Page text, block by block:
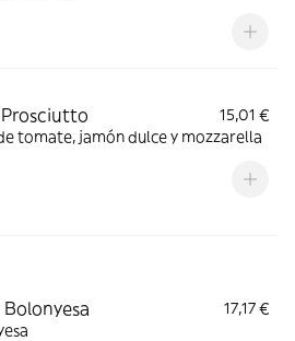
Prosciutto
15,01 €
tomate, jamón dulce y mozzarella
Bolonyesa
17,17 €